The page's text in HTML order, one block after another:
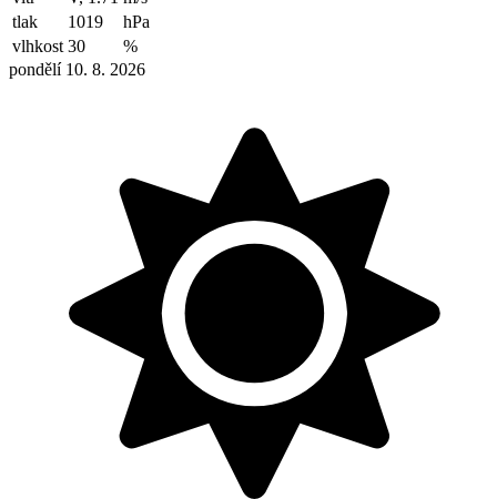
tlak
1019
hPa
vlhkost 30
%
pondělí 10. 8. 2026